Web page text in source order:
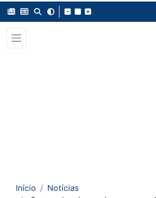
Início
Notícias